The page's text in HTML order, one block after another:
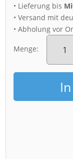
• Lieferung bis
• Versand mit
• Abholung vor
Menge:
(00338)
am
Morgen
Menge